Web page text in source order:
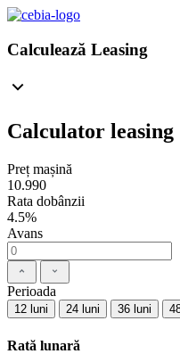
Calculează Leasing
Calculator leasing
Preț mașină
10.990
Rata dobânzii
4.5%
Avans
Perioada
12 luni 24 luni 36 luni
Rată lunară